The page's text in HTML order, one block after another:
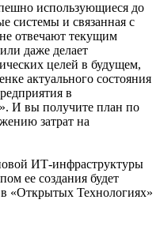
использующиеся до
системы и связанная с
отвечают текущим
даже делает
целей в будущем,
актуального состояния
в
И вы получите план по
затрат на
ИТ-инфраструктуры
ее создания будет
«Открытых Технологиях»